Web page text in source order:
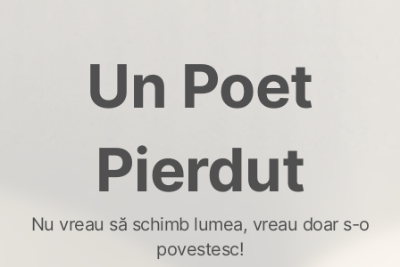
Un Poet
Pierdut
Nu vreau să schimb lumea, vreau doar s-o
povestesc!